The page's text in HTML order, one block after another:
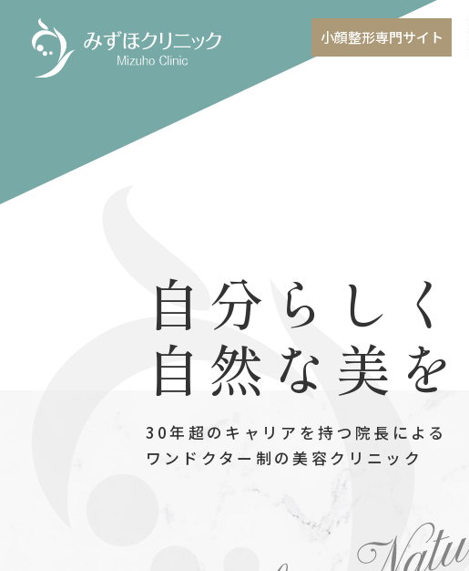
小顔整形専門サイト
自分らしく
自然な美を
30年超のキャリアを持つ院長による
ワンドクター制の美容クリニック